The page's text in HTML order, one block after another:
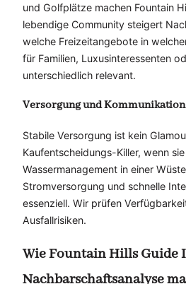
und Golfplätze machen Fountain
lebendige Community steigert
welche Freizeitangebote in
für Familien, Luxusinteressenten
unterschiedlich relevant.
Versorgung und Kommunikation
Stabile Versorgung ist kein
Kaufentscheidungs-Killer, wenn
Wassermanagement in einer
Stromversorgung und schnelle
essenziell. Wir prüfen
Ausfallrisiken.
Wie Fountain Hills Guide
Nachbarschaftsanalyse